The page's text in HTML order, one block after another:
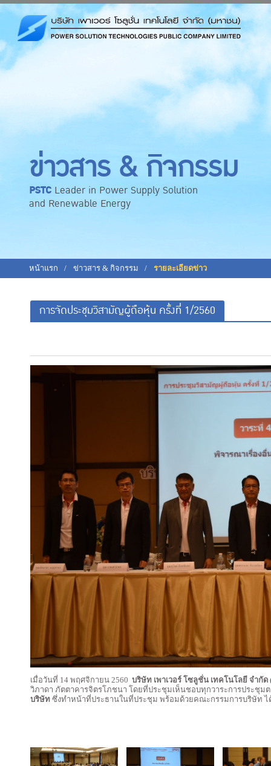
ข่าวสาร & กิจกรรม
PSTCLeader in Power Supply Solution
and Renewable Energy
หน้าแรก ข่าวสาร & กิจกรรม รายละเอียดข่าว
การจัดประชุมวิสามัญผู้ถือหุ้น ครั้งที่ 1/2560
เมื่อวันที่ 14 พฤศจิกายน 2560 บริษัท เพาเวอร์ โซลูชั่น เทคโนโลยี จำกั
วิภาดา ภัตตาคารจิตรโภชนา โดยที่ประชุมเห็นชอบทุกวาระการประชุ
บริษัท ซึ่งทำหน้าที่ประธานในที่ประชุม พร้อมด้วยคณะกรรมการบริษัท ไ